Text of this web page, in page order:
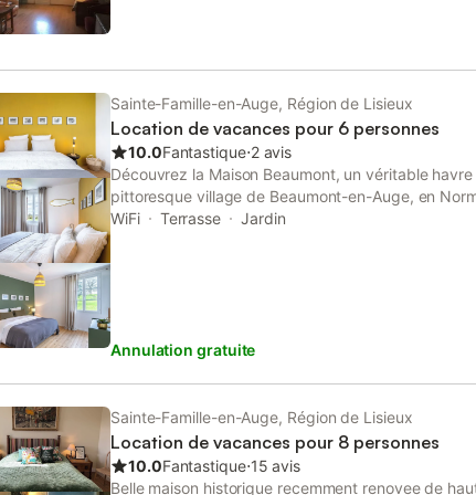
Sainte-Famille-en-Auge, Région de Lisieux
Location de vacances pour 6 personnes
10.0Fantastique⋅2 avis
Découvrez la Maison Beaumont, un véritable
pittoresque village de Beaumont-en-Auge, en
maison vous offre un cadre enchanteur pour des
l'intérieur, vous découvrirez une ambiance
produits locaux. À l'étage, vous trouverez deux
raffinées, offrant un espace de repos idéal après
de la région. De plus, la Maison Beaumont dispose
privée avec un jardin où vous pourrez vous
WiFi Terrasse Jardin
Annulation gratuite
Sainte-Famille-en-Auge, Région de Lisieux
Location de vacances pour 8 personnes
10.0Fantastique⋅15 avis
Belle maison historique recemment renovee de